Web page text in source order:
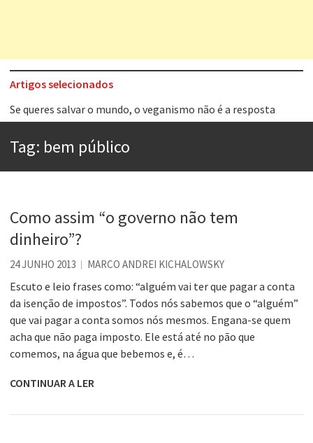
Artigos selecionados
Se queres salvar o mundo, o veganismo não é a resposta
Tem que filmar isso daí
A construção da urbanidade
Aprender a fracassar é o segredo do sucesso
Esse tal de Rock Gaúcho
Os causos de Jorge Luis Borges
Voto obrigatório é correto?
Tag: bem público
Como assim “o governo não tem
dinheiro”?
24 JUNHO 2013 MARCO ANDREI KICHALOWSKY
Escuto e leio frases como: “alguém vai ter que pagar a conta
da isenção de impostos”. Todos nós sabemos que o “alguém”
que vai pagar a conta somos nós mesmos. Engana-se quem
acha que não paga imposto. Ele está até no pão que
comemos, na água que bebemos e, é…
CONTINUAR A LER